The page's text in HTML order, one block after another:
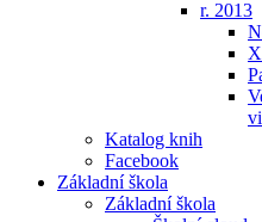
r. 2013
Katalog knih
Facebook
Základní škola
Základní škola